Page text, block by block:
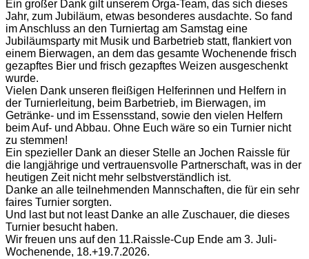
Ein großer Dank gilt unserem Orga-Team, das sich dieses
Jahr, zum Jubiläum, etwas besonderes ausdachte. So fand
im Anschluss an den Turniertag am Samstag eine
Jubiläumsparty mit Musik und Barbetrieb statt, flankiert von
einem Bierwagen, an dem das gesamte Wochenende frisch
gezapftes Bier und frisch gezapftes Weizen ausgeschenkt
wurde.
Vielen Dank unseren fleißigen Helferinnen und Helfern in
der Turnierleitung, beim Barbetrieb, im Bierwagen, im
Getränke- und im Essensstand, sowie den vielen Helfern
beim Auf- und Abbau. Ohne Euch wäre so ein Turnier nicht
zu stemmen!
Ein spezieller Dank an dieser Stelle an Jochen Raissle für
die langjährige und vertrauensvolle Partnerschaft, was in der
heutigen Zeit nicht mehr selbstverständlich ist.
Danke an alle teilnehmenden Mannschaften, die für ein sehr
faires Turnier sorgten.
Und last but not least Danke an alle Zuschauer, die dieses
Turnier besucht haben.
Wir freuen uns auf den 11.Raissle-Cup Ende am 3. Juli-
Wochenende, 18.+19.7.2026.